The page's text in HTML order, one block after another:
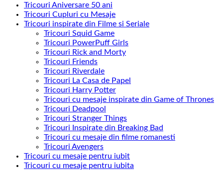
Tricouri Aniversare 50 ani
Tricouri Cupluri cu Mesaje
Tricouri inspirate din Filme si Seriale
Tricouri Squid Game
Tricouri PowerPuff Girls
Tricouri Rick and Morty
Tricouri Friends
Tricouri Riverdale
Tricouri La Casa de Papel
Tricouri Harry Potter
Tricouri cu mesaje inspirate din Game of Thrones
Tricouri Deadpool
Tricouri Stranger Things
Tricouri Inspirate din Breaking Bad
Tricouri cu mesaje din filme romanesti
Tricouri Avengers
Tricouri cu mesaje pentru iubit
Tricouri cu mesaje pentru iubita